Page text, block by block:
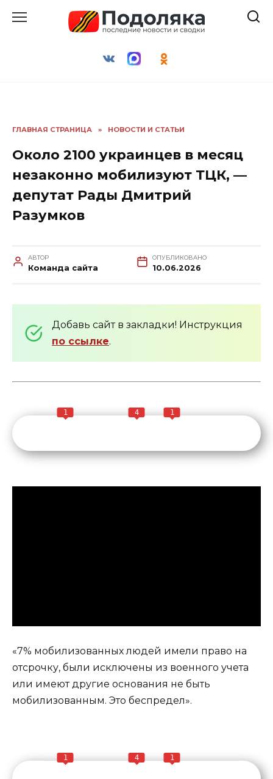
ГЛАВНАЯ СТРАНИЦА » НОВОСТИ И СТАТЬИ
Около 2100 украинцев в месяц
незаконно мобилизуют ТЦК, —
депутат Рады Дмитрий
Разумков
АВТОР
Команда сайта
ОПУБЛИКОВАНО
10.06.2026
Добавь сайт в закладки! Инструкция
по ссылке.
1 4 1
«7% мобилизованных людей имели право на
отсрочку, были исключены из военного учета
или имеют другие основания не быть
мобилизованным. Это беспредел».
1 4 1